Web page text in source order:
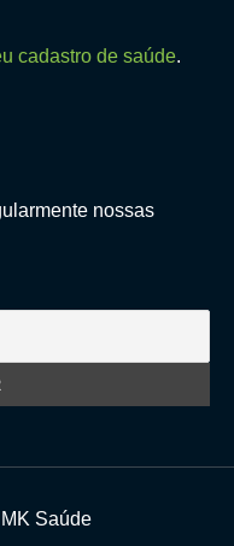
cadastro de saúde.
nossas
Saúde